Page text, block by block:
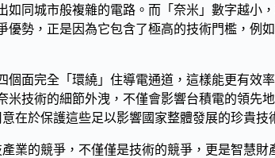
同城市般複雜的電路。而「奈米」數字越小
優勢 ，正是因為它包含了極高的技術門檻，例
面完全「環繞」住導電通道，這樣能更有效
技術的細節外洩，不僅會影響台積電的領先
意在於保護這些足以影響國家整體發展的珍貴技
業的競爭，不僅僅是技術的競爭，更是智慧